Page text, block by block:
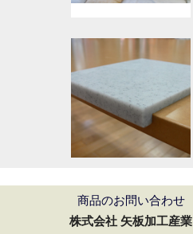
商品のお問い合わせ
株式会社 矢板加工産業